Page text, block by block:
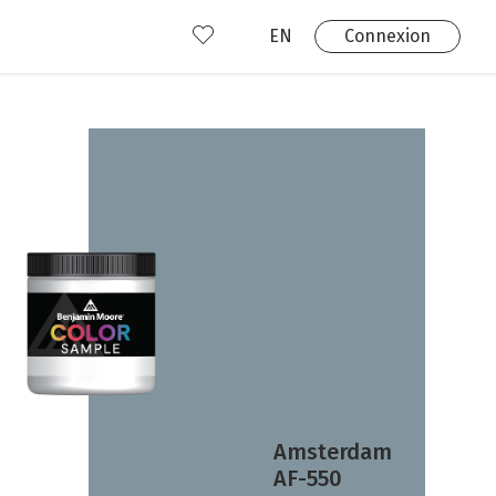
EN Connexion
Amsterdam
AF-550